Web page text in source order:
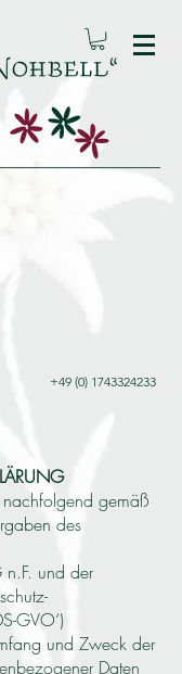
+49 (0) 1743324233
gemäß
des
n.F. und der
GVO‘)
und Zweck der
Daten